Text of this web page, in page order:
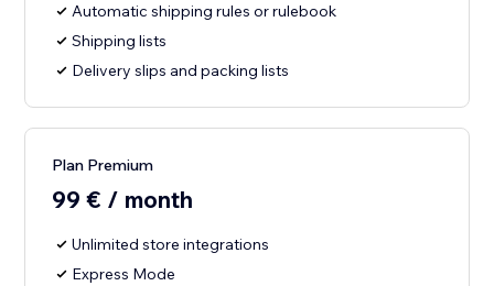
Automatic shipping rules or rulebook
Shipping lists
Delivery slips and packing lists
Plan Premium
99 € / month
Unlimited store integrations
Express Mode